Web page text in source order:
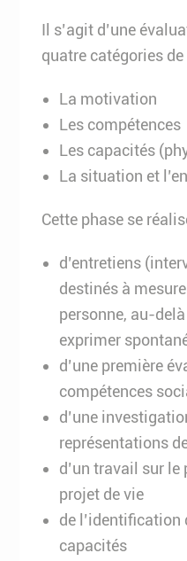
Il s’agit d’une
quatre catégories
La motivation
Les compétences
Les capacités
La situation et
Cette phase se
d’entretiens
destinés à
personne, au-
exprimer
d’une première
compétences
d’une
représentations
d’un travail sur le
projet de vie
de l’identification
capacités